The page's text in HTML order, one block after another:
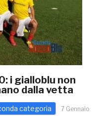
i gialloblu non
dalla vetta
categoria
7 Gennaio